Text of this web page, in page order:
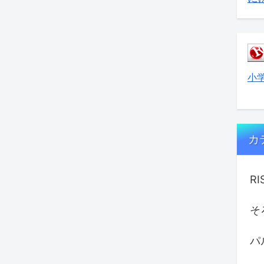
小
カ
そ
パ